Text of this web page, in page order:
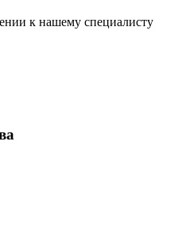
к нашему специалисту